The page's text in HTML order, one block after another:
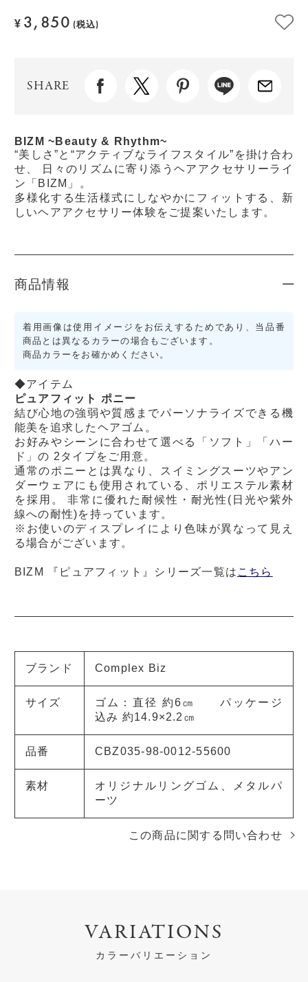
¥ 3,850 (税込)
SHARE
BIZM ~Beauty & Rhythm~
“美しさ”と“アクティブなライフスタイル”を掛け合わ
せ、 日々のリズムに寄り添うヘアアクセサリーライ
ン「BIZM」。
多様化する生活様式にしなやかにフィットする、新
しいヘアアクセサリー体験をご提案いたします。
商品情報
着用画像は使用イメージをお伝えするためであり、当品番
商品とは異なるカラーの場合もございます。
商品カラーをお確かめください。
◆アイテム
ピュアフィット ポニー
結び心地の強弱や質感までパーソナライズできる機
能美を追求したヘアゴム。
お好みやシーンに合わせて選べる「ソフト」「ハー
ド」の 2タイプをご用意。
通常のポニーとは異なり、スイミングスーツやアン
ダーウェアにも使用されている、ポリエステル素材
を採用。 非常に優れた耐候性・耐光性(日光や紫外
線への耐性)を持っています。
※お使いのディスプレイにより色味が異なって見え
る場合がございます。
BIZM 『ピュアフィット』シリーズ一覧は こちら
ブランド Complex Biz
サイズ
ゴム：直径 約6㎝ パッケージ
込み 約14.9×2.2㎝
品番 CBZ035-98-0012-55600
素材
オリジナルリングゴム、メタルパ
ーツ
この商品に関する問い合わせ
VARIATIONS
カラーバリエーション